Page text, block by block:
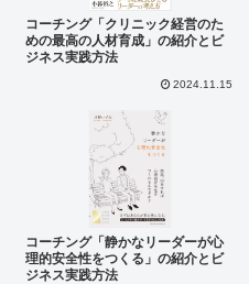
コーチング「クリニック経営のた
めの最高の人材育成」の紹介とビ
ジネス実践方法
2024.11.15
コーチング「静かなリーダーが心
理的安全性をつくる」の紹介とビ
ジネス実践方法